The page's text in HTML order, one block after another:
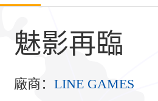
魅影再臨
廠商： LINE GAMES